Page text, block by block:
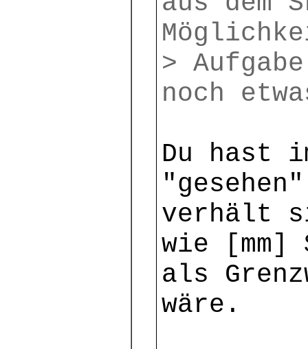
>
noch
Du hast
verhält
wie
als
wäre.